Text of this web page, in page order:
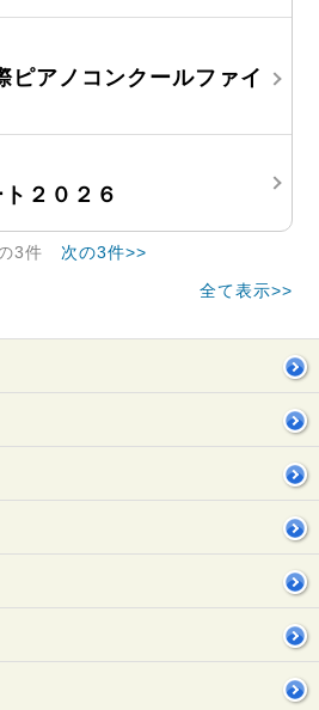
ピアノコンクールファイ
２０２６
3件 次の3件>>
全て表示>>